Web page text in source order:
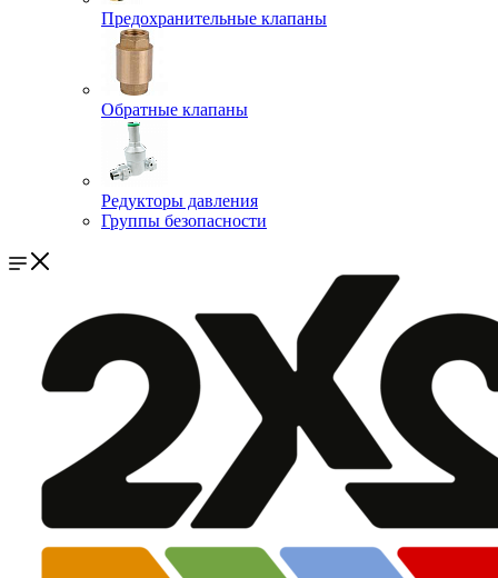
Предохранительные клапаны
Обратные клапаны
Редукторы давления
Группы безопасности